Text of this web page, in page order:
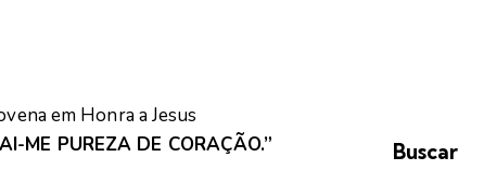
em Honra a Jesus
ME PUREZA DE CORAÇÃO.” Buscar